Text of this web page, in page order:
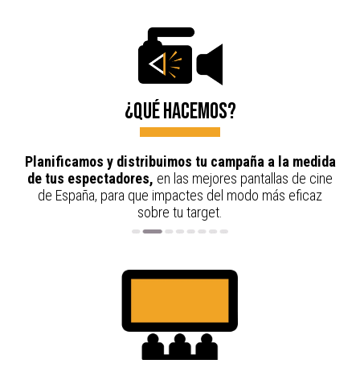
¿Qué hacemos?
Planificamos y distribuimos tu campaña a la medida
de tus espectadores, en las mejores pantallas de cine
de España, para que impactes del modo más eficaz
sobre tu target.